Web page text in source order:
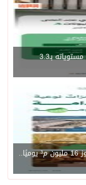
الائتمان المصرفي في المملكة عند أعلى مستوياته بـ3.3
“البيئة”: إمدادات المياه في المملكة تتجاوز 16 مليون م³ يوميًا..